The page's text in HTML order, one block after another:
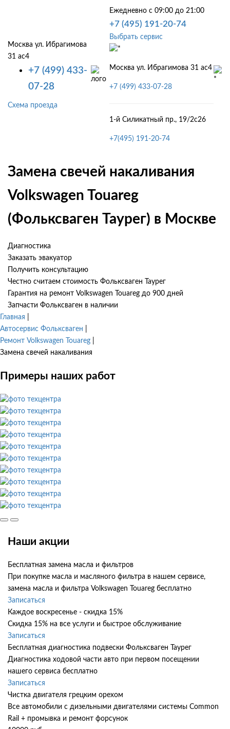
Москва ул. Ибрагимова
31 ас4
+7 (499) 433-
07-28
Схема проезда
Ежедневно с 09:00 до 21:00
+7 (495) 191-20-74
Выбрать сервис
Москва ул. Ибрагимова 31 ас4
+7 (499) 433-07-28
1-й Силикатный пр., 19/2с26
+7(495) 191-20-74
Замена свечей накаливания
Volkswagen Touareg
(Фольксваген Таурег) в Москве
Диагностика
Заказать эвакуатор
Получить консультацию
Честно считаем стоимость Фольксваген Таурег
Гарантия на ремонт Volkswagen Touareg до 900 дней
Запчасти Фольксваген в наличии
Главная
Автосервис Фольксваген
Ремонт Volkswagen Touareg
Замена свечей накаливания
Примеры наших работ
Наши акции
Бесплатная замена масла и фильтров
При покупке масла и масляного фильтра в нашем сервисе,
замена масла и фильтра Volkswagen Touareg бесплатно
Записаться
Каждое воскресенье - скидка 15%
Скидка 15% на все услуги и быстрое обслуживание
Записаться
Бесплатная диагностика подвески Фольксваген Таурег
Диагностика ходовой части авто при первом посещении
нашего сервиса бесплатно
Записаться
Чистка двигателя грецким орехом
Все автомобили c дизельными двигателями системы Common
Rail + промывка и ремонт форсунок